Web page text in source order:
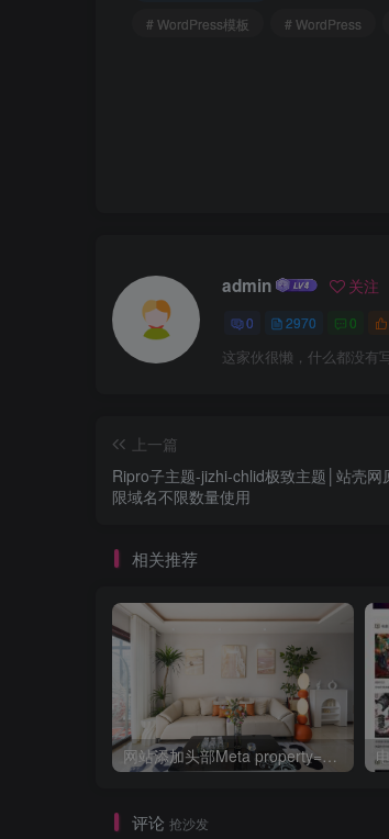
# WordPress模板
# WordPress
admin 关注
0 2970 0
这家伙很懒，什么都没有
上一篇
Ripro子主题-jizhi-chlid极致主题│站壳网
限域名不限数量使用
相关推荐
网站添加头部Meta property=og协议的使用方法详解教程
评论 抢沙发